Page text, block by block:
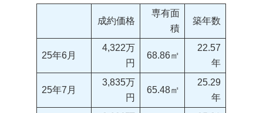
成約価格
専有面
積
築年数
25年6月
4,322万
円
68.86㎡
22.57
年
25年7月
3,835万
円
65.48㎡
25.29
年